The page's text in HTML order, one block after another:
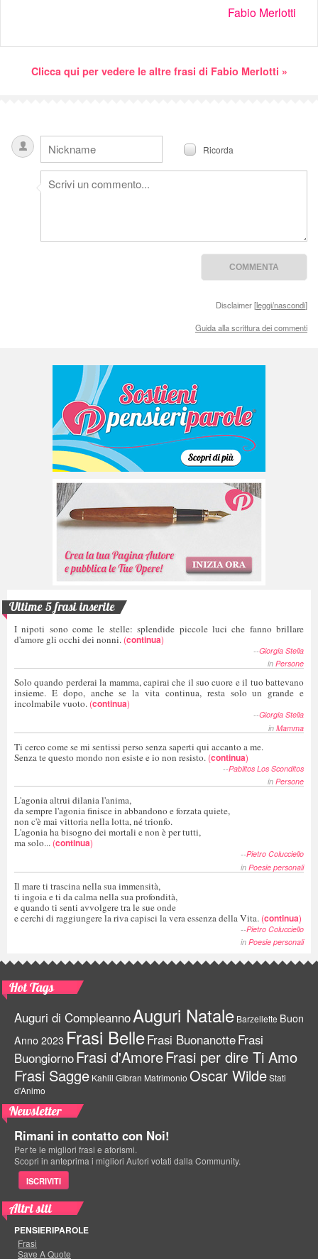
Fabio Merlotti
Clicca qui per vedere le altre frasi di Fabio Merlotti »
Ricorda
Disclaimer [leggi/nascondi]
Guida alla scrittura dei commenti
Ultime 5 frasi inserite
I nipoti sono come le stelle: splendide piccole luci che fanno brillare
d'amore gli occhi dei nonni. (continua)
--Giorgia Stella
in Persone
Solo quando perderai la mamma, capirai che il suo cuore e il tuo battevano
insieme. E dopo, anche se la vita continua, resta solo un grande e
incolmabile vuoto. (continua)
--Giorgia Stella
in Mamma
Ti cerco come se mi sentissi perso senza saperti qui accanto a me.
Senza te questo mondo non esiste e io non resisto. (continua)
--Pablitos Los Sconditos
in Persone
L'agonia altrui dilania l'anima,
da sempre l'agonia finisce in abbandono e forzata quiete,
non c'è mai vittoria nella lotta, né trionfo.
L'agonia ha bisogno dei mortali e non è per tutti,
ma solo... (continua)
--Pietro Colucciello
in Poesie personali
Il mare ti trascina nella sua immensità,
ti ingoia e ti da calma nella sua profondità,
e quando ti senti avvolgere tra le sue onde
e cerchi di raggiungere la riva capisci la vera essenza della Vita. (continua)
--Pietro Colucciello
in Poesie personali
Hot Tags
Auguri di CompleannoAuguri Natale Barzellette Buon
Anno 2023 Frasi BelleFrasi BuonanotteFrasi
BuongiornoFrasi d'AmoreFrasi per dire Ti Amo
Frasi Sagge Kahlil Gibran Matrimonio Oscar WildeStati
d'Animo
Newsletter
Rimani in contatto con Noi!
Per te le migliori frasi e aforismi.
Scopri in anteprima i migliori Autori votati dalla Community.
ISCRIVITI
Altri siti
PENSIERIPAROLE
Frasi
Save A Quote